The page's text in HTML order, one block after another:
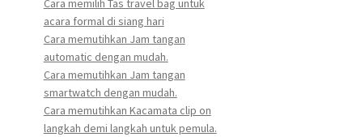
acara formal di siang hari
Cara memutihkan Jam tangan
automatic dengan mudah.
Cara memutihkan Jam tangan
smartwatch dengan mudah.
Cara memutihkan Kacamata clip on
langkah demi langkah untuk pemula.